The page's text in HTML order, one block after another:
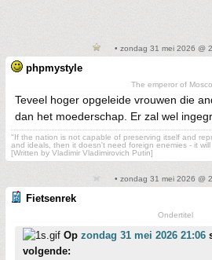
• zondag 31 mei 2026 @
phpmystyle
The emperor of
Teveel hoger opgeleide vrouwen die
dan het moederschap. Er zal wel
"If the nation is not capable of preserving itself and
and ideals, then it doesn't need foreign enemies - it
[Written by Vladimir Vladimirovich Putin]
• zondag 31 mei 2026 @
Fietsenrek
Ondertitel
Op zondag 31 mei 2026 21:06
volgende: